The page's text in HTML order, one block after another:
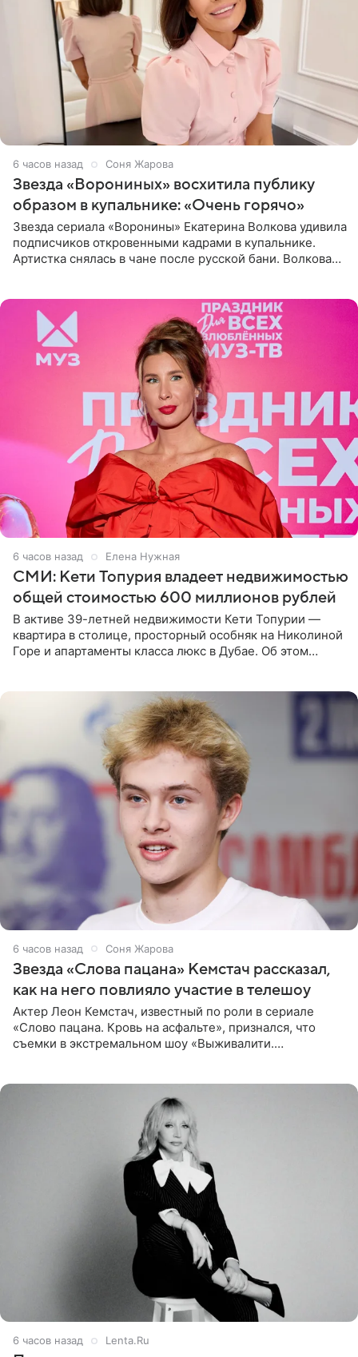
6 часов назад Соня Жарова
Звезда «Ворониных» восхитила публику
образом в купальнике: «Очень горячо»
Звезда сериала «Воронины» Екатерина Волкова удивила
подписчиков откровенными кадрами в купальнике.
Артистка снялась в чане после русской бани. Волкова
6 часов назад Елена Нужная
СМИ: Кети Топурия владеет недвижимостью
общей стоимостью 600 миллионов рублей
В активе 39-летней недвижимости Кети Топурии —
квартира в столице, просторный особняк на Николиной
Горе и апартаменты класса люкс в Дубае. Об этом
6 часов назад Соня Жарова
Звезда «Слова пацана» Кемстач рассказал,
как на него повлияло участие в телешоу
Актер Леон Кемстач, известный по роли в сериале
«Слово пацана. Кровь на асфальте», признался, что
съемки в экстремальном шоу «Выживалити.
6 часов назад Lenta.Ru